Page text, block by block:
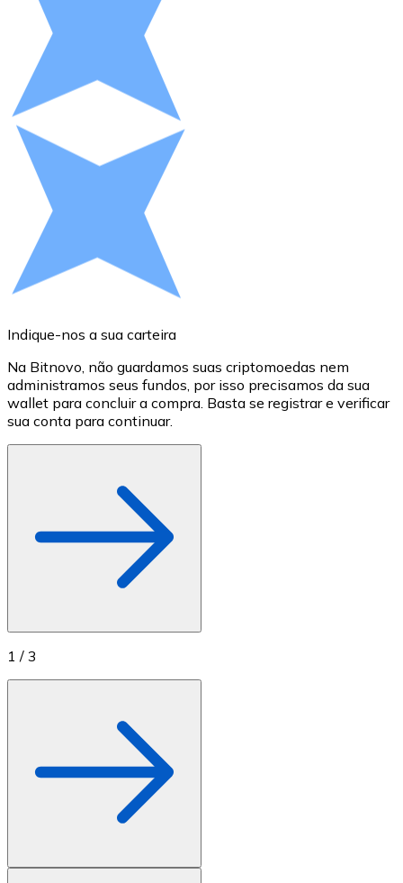
Ver tudo
Compre criptomoedas com dinheiro e outros métodos
Comprar com dinheiro
Transferência SEPA
Adicione fundos à sua conta Bitnovo ou faça
Comprar com transferência bancária
Cartão de crédito / débito
Use cartões Visa e Mastercard para comprar
Comprar com cartão
Loja - Cartões-presente
Novo
Compre cartões-presente das suas marcas favoritas
Indique-nos a sua carteira
Na Bitnovo, não guardamos suas criptomoedas nem
administramos seus fundos, por isso precisamos da sua
wallet para concluir a compra. Basta se registrar e verificar
sua conta para continuar.
1 / 3